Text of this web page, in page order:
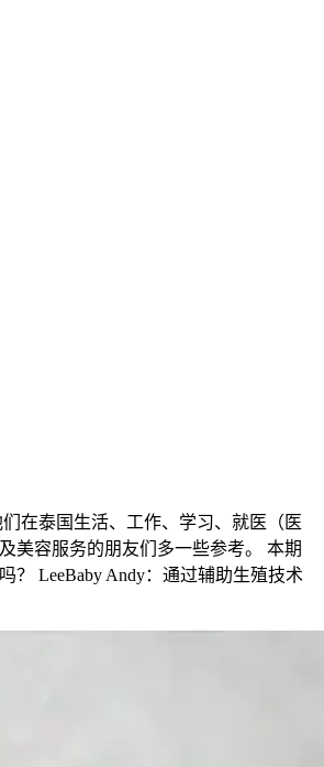
在泰国生活、工作、学习、就医（医
美容服务的朋友们多一些参考。 本期
？ LeeBaby Andy：通过辅助生殖技术